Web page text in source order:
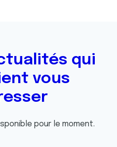
qui
vous
pour le moment.